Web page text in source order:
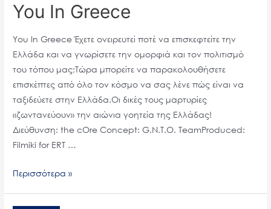
You In Greece
You In Greece Έχετε ονειρευτεί ποτέ να επισκεφτείτε την
Ελλάδα και να γνωρίσετε την ομορφιά και τον πολιτισμό
του τόπου μας;Τώρα μπορείτε να παρακολουθήσετε
επισκέπτες από όλο τον κόσμο να σας λένε πώς είναι να
ταξιδεύετε στην Ελλάδα.Οι δικές τους μαρτυρίες
«ζωντανεύουν» την αιώνια γοητεία της Ελλάδας!
Διεύθυνση: the cOre Concept: G.N.T.O. TeamProduced:
Filmiki for ERT …
Περισσότερα »